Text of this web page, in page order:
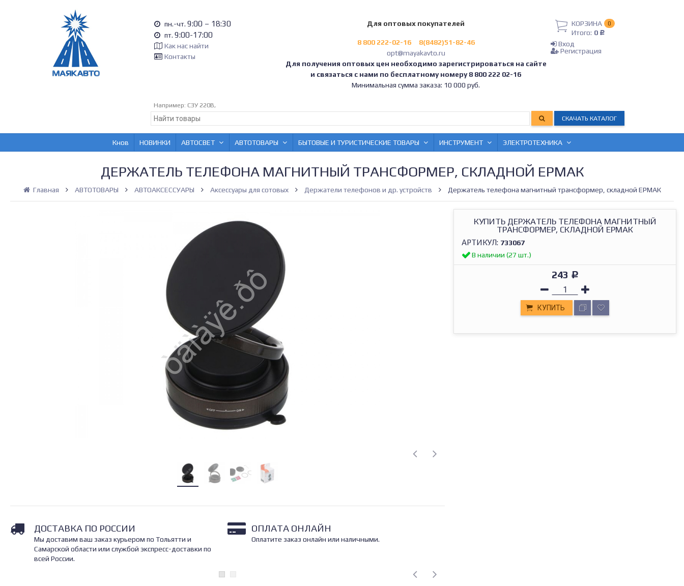
пн.-чт. 9:00 – 18:30
пт. 9:00-17:00
Как нас найти
Контакты
Для оптовых покупателей
8 800 222-02-16
8(8482)51-82-46
opt@mayakavto.ru
Для получения оптовых цен необходимо зарегистрироваться на сайте
и связаться с нами по бесплатному номеру 8 800 222 02-16
Минимальная сумма заказа: 10 000 руб.
КОРЗИНА 0
Итого: 0 Р
Вход
Регистрация
Например: СЗУ 220В,
СКАЧАТЬ КАТАЛОГ
Кнов НОВИНКИ АВТОСВЕТ АВТОТОВАРЫ БЫТОВЫЕ И ТУРИСТИЧЕСКИЕ ТОВАРЫ ИНСТРУМЕНТ ЭЛЕКТРОТЕХНИКА
ДЕРЖАТЕЛЬ ТЕЛЕФОНА МАГНИТНЫЙ ТРАНСФОРМЕР, СКЛАДНОЙ ЕРМАК
Главная АВТОТОВАРЫ АВТОАКСЕССУАРЫ Аксессуары для сотовых Держатели телефонов и др. устройств Держатель телефона магнитный трансформер, складной ЕРМАК
КУПИТЬ ДЕРЖАТЕЛЬ ТЕЛЕФОНА МАГНИТНЫЙ
ТРАНСФОРМЕР, СКЛАДНОЙ ЕРМАК
АРТИКУЛ: 733067
В наличии (27 шт.)
243 Р
КУПИТЬ
ДОСТАВКА ПО РОССИИ
Мы доставим ваш заказ курьером по Тольятти и
Самарской области или службой экспресс-доставки по
всей России.
ОПЛАТА ОНЛАЙН
Оплатите заказ онлайн или наличными.